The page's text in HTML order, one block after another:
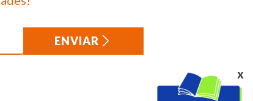
x
ENVIAR